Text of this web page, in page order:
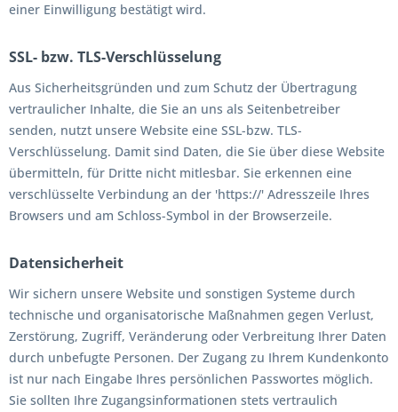
einer Einwilligung bestätigt wird.
SSL- bzw. TLS-Verschlüsselung
Aus Sicherheitsgründen und zum Schutz der Übertragung
vertraulicher Inhalte, die Sie an uns als Seitenbetreiber
senden, nutzt unsere Website eine SSL-bzw. TLS-
Verschlüsselung. Damit sind Daten, die Sie über diese Website
übermitteln, für Dritte nicht mitlesbar. Sie erkennen eine
verschlüsselte Verbindung an der 'https://' Adresszeile Ihres
Browsers und am Schloss-Symbol in der Browserzeile.
Datensicherheit
Wir sichern unsere Website und sonstigen Systeme durch
technische und organisatorische Maßnahmen gegen Verlust,
Zerstörung, Zugriff, Veränderung oder Verbreitung Ihrer Daten
durch unbefugte Personen. Der Zugang zu Ihrem Kundenkonto
ist nur nach Eingabe Ihres persönlichen Passwortes möglich.
Sie sollten Ihre Zugangsinformationen stets vertraulich